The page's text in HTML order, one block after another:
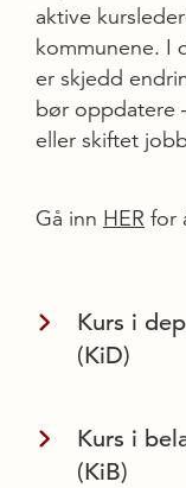
aktive
kommunene. I
er skjedd
bør oppdatere
eller skiftet
Gå inn HER for
Kurs i
(KiD)
Kurs i
(KiB)